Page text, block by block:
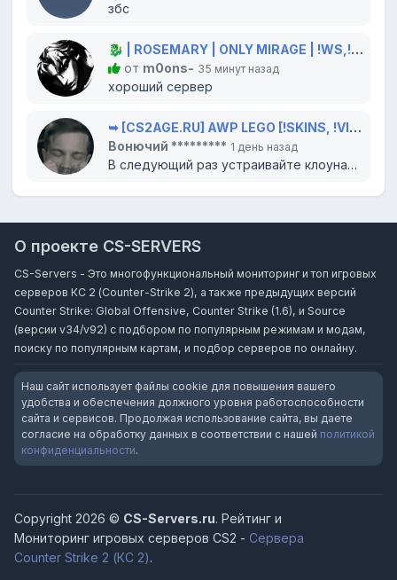
збс
🐉 | ROSEMARY | ONLY MIRAGE | !WS,!GLOVES,!KNIFE 🐲
от m0ons- 35 минут назад
хороший сервер
➥ [CS2AGE.RU] AWP LEGO [!SKINS, !VIP, !LVL]
Вонючий ********* 1 день назад
В следующий раз устраивайте клоунаду в цирке, там вам и место. Всего доброго...
О проекте CS-SERVERS
CS-Servers - Это многофункциональный мониторинг и топ игровых
серверов КС 2 (Counter-Strike 2), а также предыдущих версий
Counter Strike: Global Offensive, Counter Strike (1.6), и Source
(версии v34/v92) с подбором по популярным режимам и модам,
поиску по популярным картам, и подбор серверов по онлайну.
Наш сайт использует файлы cookie для повышения вашего
удобства и обеспечения должного уровня работоспособности
сайта и сервисов. Продолжая использование сайта, вы даете
согласие на обработку данных в соответствии с нашей политикой
конфиденциальности.
Copyright 2026 © CS-Servers.ru. Рейтинг и
Мониторинг игровых серверов CS2 - Сервера
Counter Strike 2 (КС 2).